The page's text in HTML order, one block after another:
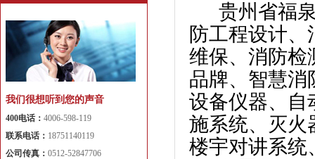
贵州省福泉
防工程设计
维保、消防检
品牌、智慧消
设备仪器、自
施系统、灭火
楼宇对讲系统
我们很想听到您的声音
400电话： 4006-598-119
联系电话： 18751140119
公司传真： 0512-52847706